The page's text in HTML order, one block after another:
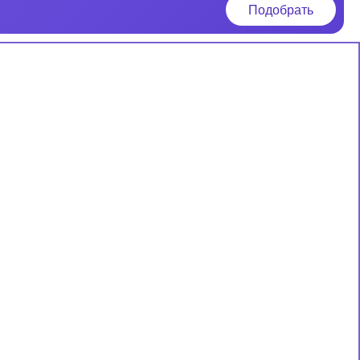
Подобрать